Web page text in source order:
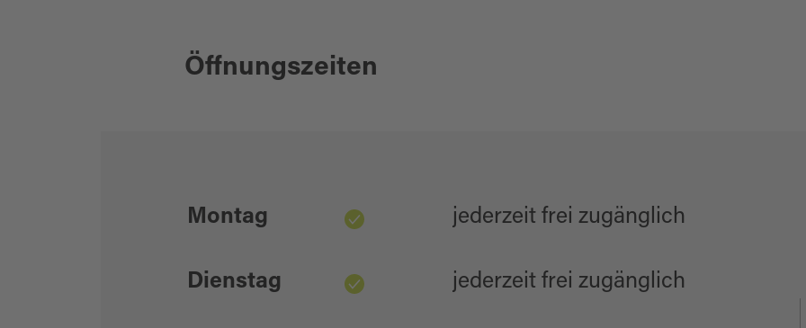
Öffnungszeiten
Montag jederzeit frei zugänglich
Dienstag jederzeit frei zugänglich